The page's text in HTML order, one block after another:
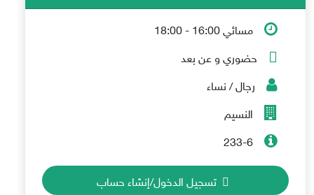
مسائي 16:00 - 18:00
حضوري و عن بعد
رجال / نساء
النسيم
233-6
تسجيل الدخول/إنشاء حساب